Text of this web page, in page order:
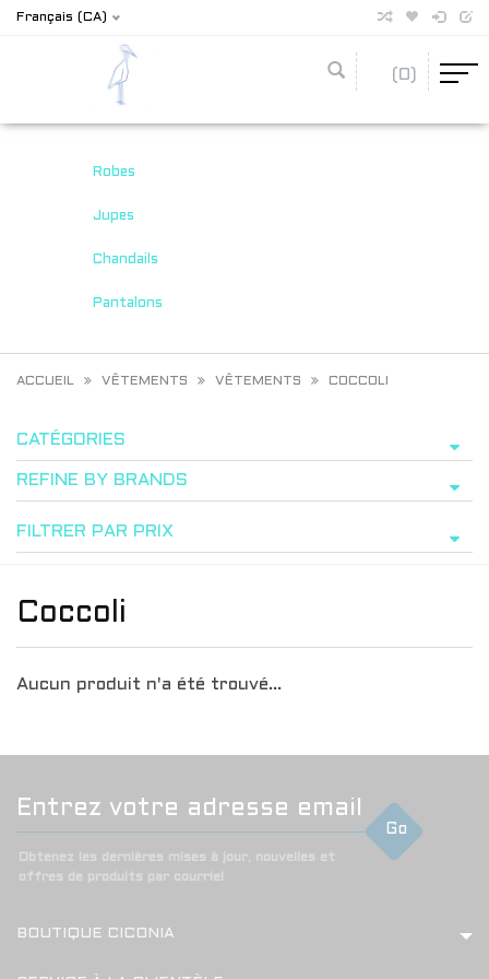
Français (CA)
(0)
Robes
Jupes
Chandails
Pantalons
ACCUEIL VÊTEMENTS VÊTEMENTS COCCOLI
CATÉGORIES
REFINE BY BRANDS
FILTRER PAR PRIX
Coccoli
Aucun produit n'a été trouvé...
Go
Obtenez les dernières mises à jour, nouvelles et
offres de produits par courriel
BOUTIQUE CICONIA